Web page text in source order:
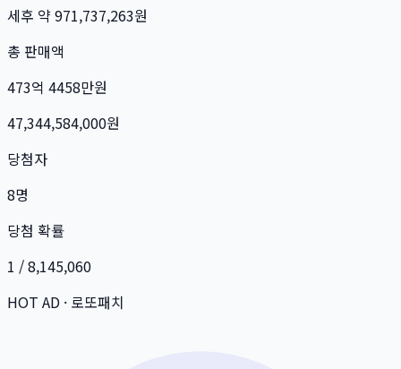
세후 약 971,737,263원
총 판매액
473억 4458만원
47,344,584,000원
당첨자
8명
당첨 확률
1 / 8,145,060
HOT AD · 로또패치